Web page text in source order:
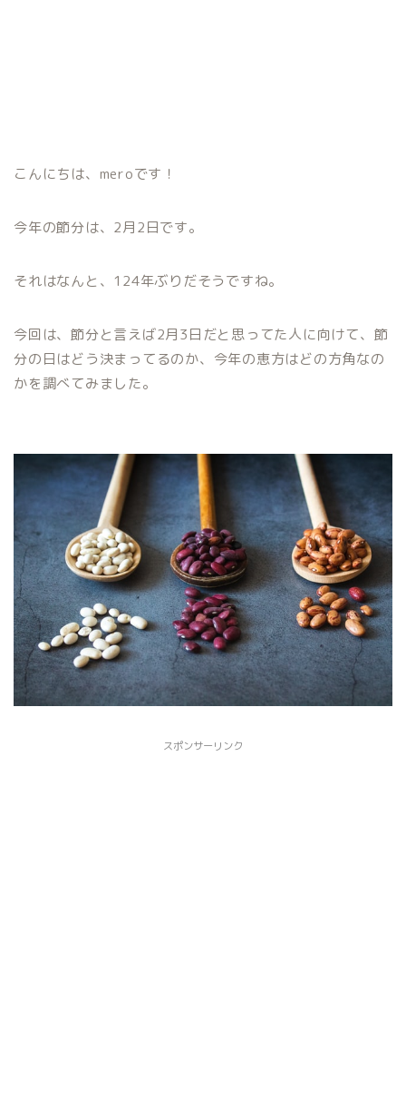
こんにちは、meroです！
今年の節分は、2月2日です。
それはなんと、124年ぶりだそうですね。
今回は、節分と言えば2月3日だと思ってた人に向けて、節
分の日はどう決まってるのか、今年の恵方はどの方角なの
かを調べてみました。
スポンサーリンク